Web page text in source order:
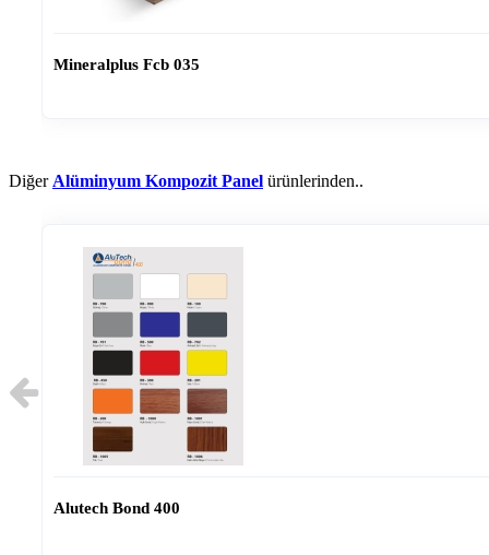
Mineralplus Fcb 035
Diğer Alüminyum Kompozit Panel ürünlerinden..
Alutech Bond 400